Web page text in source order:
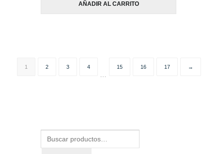
AÑADIR AL CARRITO
1 2 3 4 15 16 17 →